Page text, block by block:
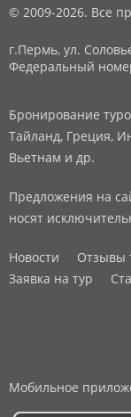
© 2009-2026. Все
г.Пермь, ул.
Федеральный
Бронирование
Тайланд, Греция,
Вьетнам и др.
Предложения на
носят
Новости Отзывы
Заявка на тур
Мобильное